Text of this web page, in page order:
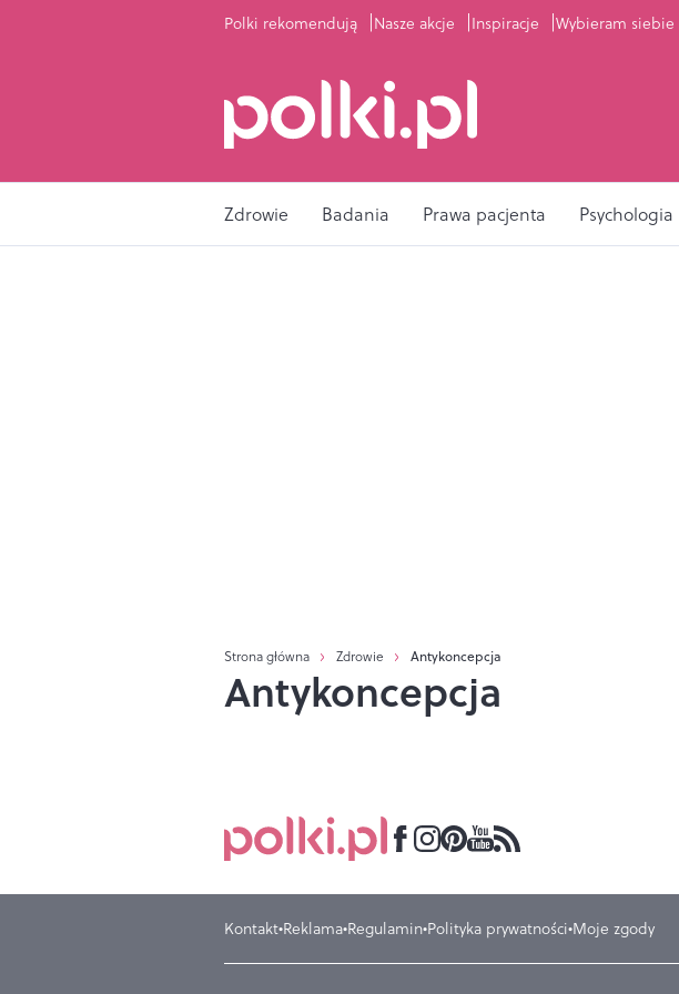
Polki rekomendują Nasze akcje Inspiracje Wybieram siebie
Zdrowie Badania Prawa pacjenta Psychologia
Strona główna Zdrowie Antykoncepcja
Antykoncepcja
Kontakt Reklama Regulamin Polityka prywatności Moje zgody